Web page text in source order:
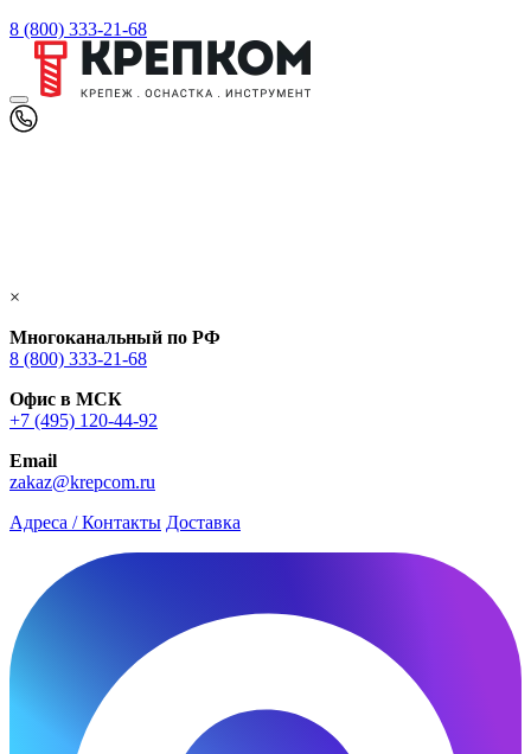
8 (800) 333-21-68
×
Многоканальный по РФ
8 (800) 333‑21-68
Офис в МСК
+7 (495) 120-44-92
Email
zakaz@krepcom.ru
Адреса / Контакты Доставка